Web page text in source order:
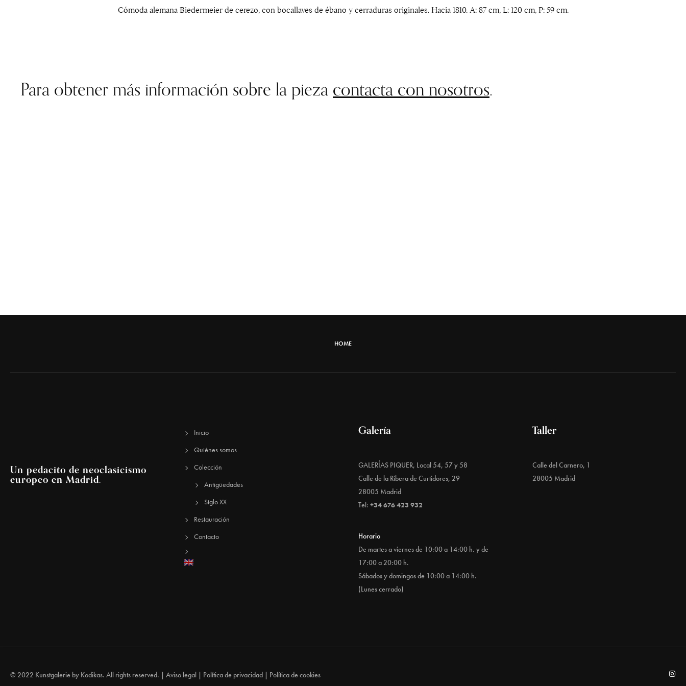
Cómoda alemana Biedermeier de cerezo, con bocallaves de ébano y cerraduras originales. Hacia 1810. A: 87 cm, L: 120 cm, P: 59 cm.
Para obtener más información sobre la piezacontacta con nosotros.
HOME
Un pedacito de neoclasicismo
europeo en Madrid.
Inicio
Quiénes somos
Colección
Antigüedades
Siglo XX
Restauración
Contacto
Galería
GALERÍAS PIQUER, Local 54, 57 y 58
Calle de la Ribera de Curtidores, 29
28005 Madrid
Tel: +34 676 423 932
Horario
De martes a viernes de 10:00 a 14:00 h. y de
17:00 a 20:00 h.
Sábados y domingos de 10:00 a 14:00 h.
(Lunes cerrado)
Taller
Calle del Carnero, 1
28005 Madrid
© 2022 Kunstgalerie by Kodikas. All rights reserved. | Aviso legal | Política de privacidad | Política de cookies